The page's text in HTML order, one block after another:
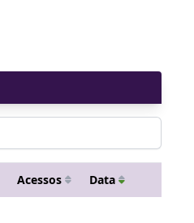
Acessos Data